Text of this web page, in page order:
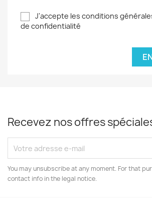
J'accepte les conditions
de confidentialité
Recevez nos offres
You may unsubscribe at any moment. For that
contact info in the legal notice.